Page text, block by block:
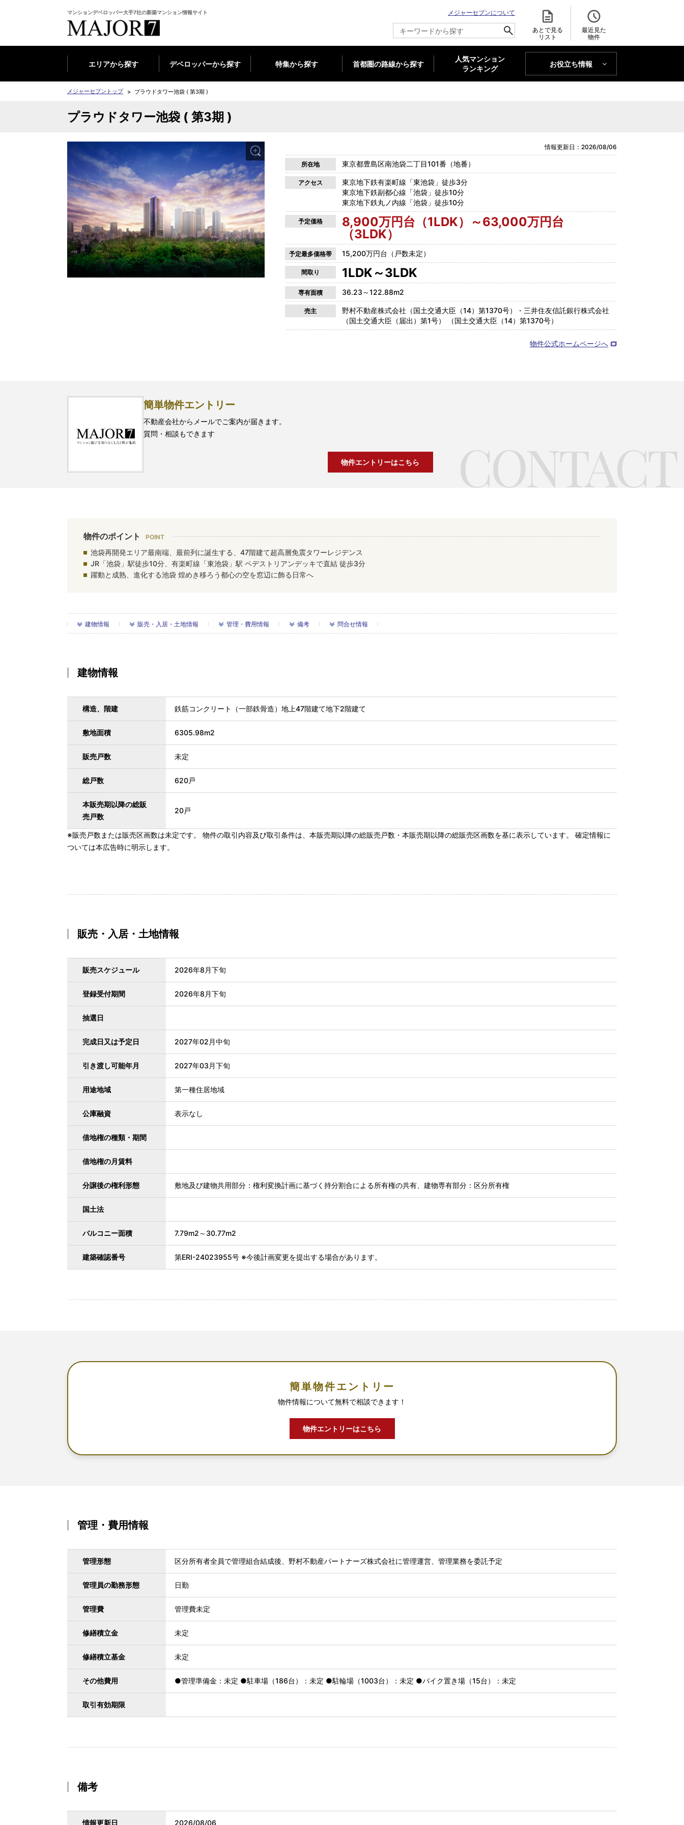
マンションデベロッパー大手7社の新築マンション情報サイト
メジャーセブンについて
あとで見る
リスト
最近見た
物件
エリアから探す デベロッパーから探す 特集から探す 首都圏の路線から探す
人気マンション
ランキング
お役立ち情報
MAJOR'S BLOG
メジャーセブントップ プラウドタワー池袋 ( 第3期 )
プラウドタワー池袋 ( 第3期 )
情報更新日：2026/08/06
所在地 東京都豊島区南池袋二丁目101番（地番）
アクセス
東京地下鉄有楽町線「東池袋」徒歩3分
東京地下鉄副都心線「池袋」徒歩10分
東京地下鉄丸ノ内線「池袋」徒歩10分
予定価格
8,900万円台（1LDK）～63,000万円台
（3LDK）
予定最多価格帯 15,200万円台（戸数未定）
間取り 1LDK～3LDK
専有面積 36.23～122.88m2
売主
野村不動産株式会社（国土交通大臣（14）第1370号）・三井住友信託銀行株式会社
（国土交通大臣（届出）第1号） （国土交通大臣（14）第1370号）
物件公式ホームページへ
簡単物件エントリー
不動産会社からメールでご案内が届きます。
質問・相談もできます
物件エントリーはこちら
物件のポイント
池袋再開発エリア最南端、最前列に誕生する、47階建て超高層免震タワーレジデンス
JR「池袋」駅徒歩10分、有楽町線「東池袋」駅 ペデストリアンデッキで直結 徒歩3分
躍動と成熟、進化する池袋 煌めき移ろう都心の空を窓辺に飾る日常へ
建物情報 販売・入居・土地情報 管理・費用情報 備考 問合せ情報
建物情報
構造、階建 鉄筋コンクリート（一部鉄骨造）地上47階建て地下2階建て
敷地面積 6305.98m2
販売戸数 未定
総戸数 620戸
本販売期以降の総販
売戸数
20戸
※販売戸数または販売区画数は未定です。 物件の取引内容及び取引条件は、本販売期以降の総販売戸数・本販売期以降の総販売区画数を基に表示しています。 確定情報に
ついては本広告時に明示します。
販売・入居・土地情報
販売スケジュール 2026年8月下旬
登録受付期間 2026年8月下旬
抽選日
完成日又は予定日 2027年02月中旬
引き渡し可能年月 2027年03月下旬
用途地域 第一種住居地域
公庫融資 表示なし
借地権の種類・期間
借地権の月賃料
分譲後の権利形態 敷地及び建物共用部分：権利変換計画に基づく持分割合による所有権の共有、建物専有部分：区分所有権
国土法
バルコニー面積 7.79m2～30.77m2
建築確認番号 第ERI-24023955号 ※今後計画変更を提出する場合があります。
簡単物件エントリー
物件情報について無料で相談できます！
物件エントリーはこちら
管理・費用情報
管理形態 区分所有者全員で管理組合結成後、野村不動産パートナーズ株式会社に管理運営、管理業務を委託予定
管理員の勤務形態 日勤
管理費 管理費未定
修繕積立金 未定
修繕積立基金 未定
その他費用 ●管理準備金：未定 ●駐車場（186台）：未定 ●駐輪場（1003台）：未定 ●バイク置き場（15台）：未定
取引有効期限
備考
情報更新日 2026/08/06